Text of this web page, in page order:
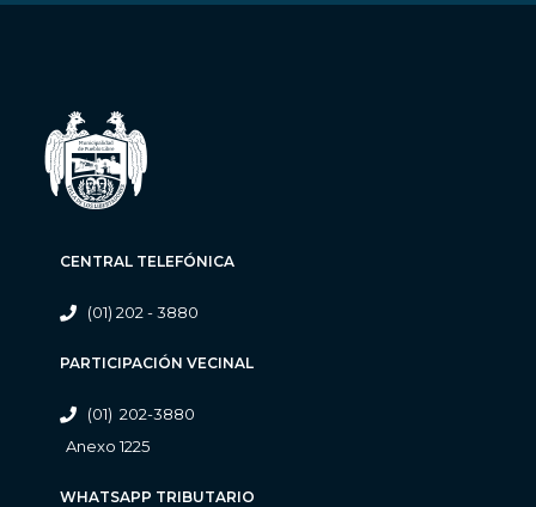
CENTRAL TELEFÓNICA
(01) 202 - 3880
PARTICIPACIÓN VECINAL
(01) 202-3880
Anexo 1225
WHATSAPP TRIBUTARIO